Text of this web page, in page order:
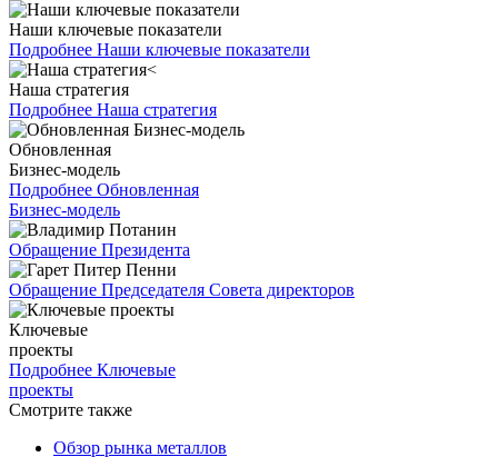
Наши ключевые показатели
Подробнее Наши ключевые показатели
Наша стратегия
Подробнее Наша стратегия
Обновленная
Бизнес-модель
Подробнее Обновленная
Бизнес-модель
Обращение Президента
Обращение Председателя Совета директоров
Ключевые
проекты
Подробнее Ключевые
проекты
Смотрите также
Обзор рынка металлов